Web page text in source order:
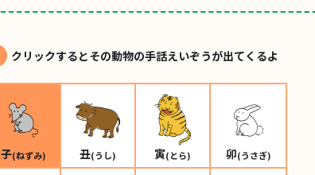
クリックするとその動物の手話えいぞうが出てくるよ
子(ねずみ) 丑(うし) 寅(とら) 卯(うさぎ)